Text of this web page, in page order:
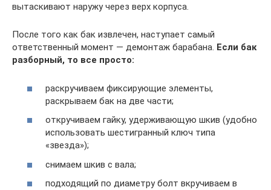
вытаскивают наружу через верх корпуса.
После того как бак извлечен, наступает самый
ответственный момент — демонтаж барабана. Если бак
разборный, то все просто:
раскручиваем фиксирующие элементы,
раскрываем бак на две части;
откручиваем гайку, удерживающую шкив (удобно
использовать шестигранный ключ типа
«звезда»);
снимаем шкив с вала;
подходящий по диаметру болт вкручиваем в